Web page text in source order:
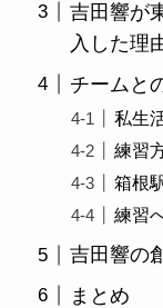
吉田響が
入した理
チームと
私生
練習
箱根
練習
吉田響の
まとめ